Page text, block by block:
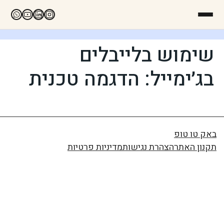
שימוש בלייבלים
בג׳ימייל: הדגמה טכנית
באק טו טופ
תקנון האתרהצהרת נגישותמדיניות פרטיות